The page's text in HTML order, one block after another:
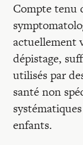
Compte tenu
actuellement
dépistage,
utilisés par
santé non
enfants.